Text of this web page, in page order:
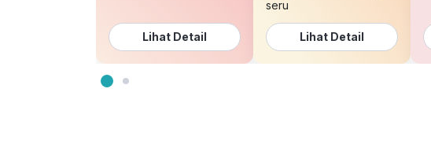
Lihat Detail
seru
Lihat Detail